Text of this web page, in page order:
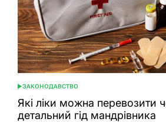
ОПУБЛІКУВАТИ
У
ЗАКОНОДАВСТВО
Які ліки можна перевозити
детальний гід мандрівника